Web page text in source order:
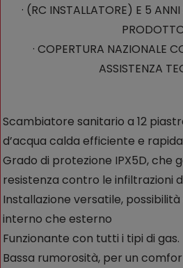
· (RC INSTALLATORE) E 5
· COPERTURA NAZIONALE
ASSISTENZA
Scambiatore sanitario a 12
d’acqua calda efficiente e rapida
Grado di protezione IPX5D, che
resistenza contro le infiltrazioni
Installazione versatile,
interno che esterno
Funzionante con tutti i tipi di gas.
Bassa rumorosità, per un